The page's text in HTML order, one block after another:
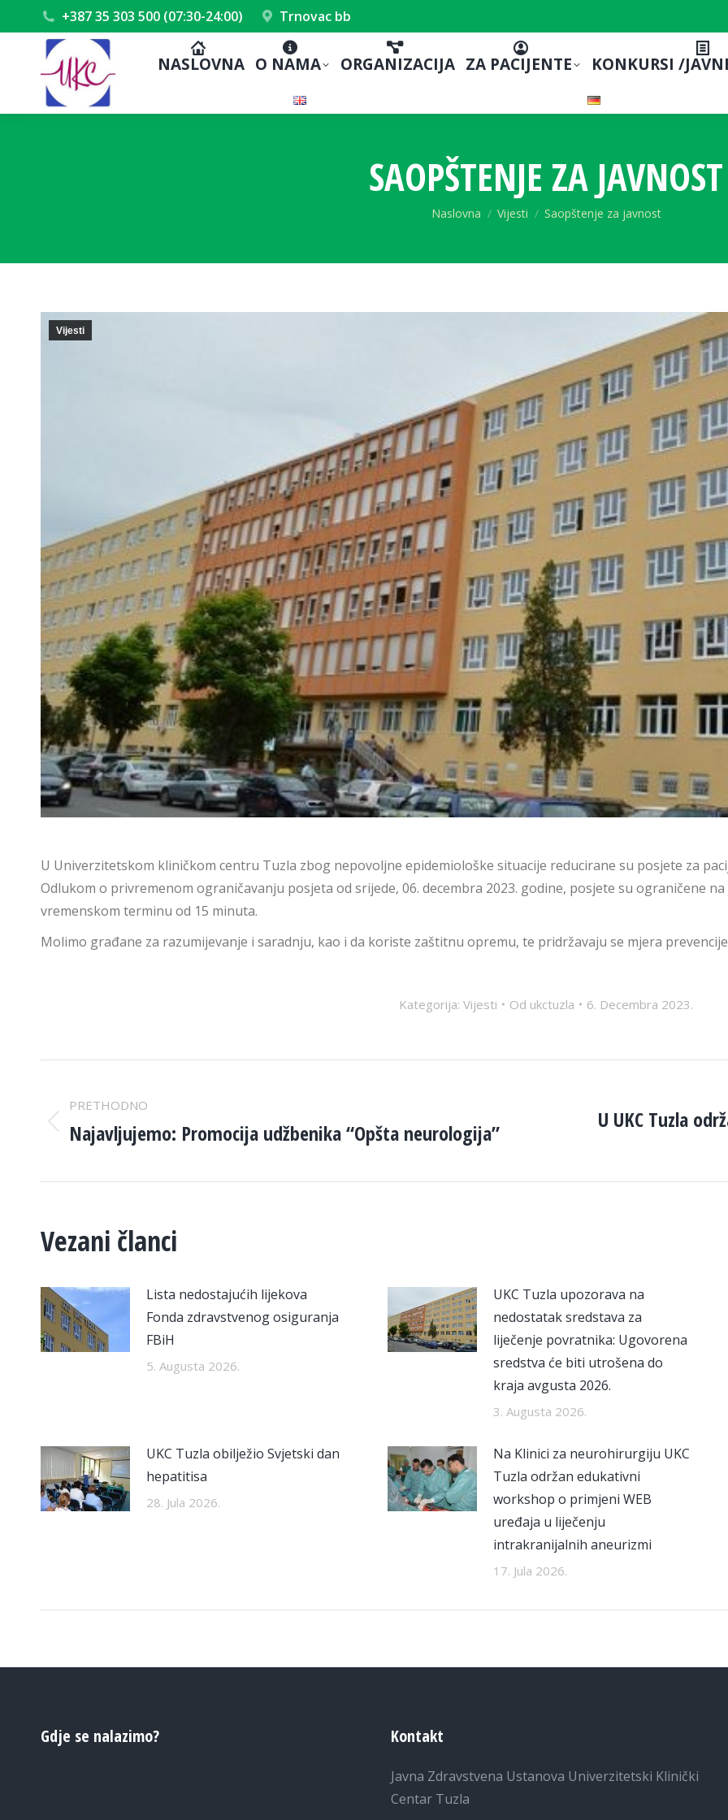
+387 35 303 500 (07:30-24:00) Trnovac bb
NASLOVNA O NAMA ORGANIZACIJA ZA PACIJENTE KONKURSI /
SAOPŠTENJE ZA JAVNOST
You are here:
Naslovna Vijesti Saopštenje za javnost
Vijesti
U Univerzitetskom kliničkom centru Tuzla zbog nepovoljne epidemiološke situacije reducirane su posjete za
Odlukom o privremenom ograničavanju posjeta od srijede, 06. decembra 2023. godine, posjete su ograničene
vremenskom terminu od 15 minuta.
Molimo građane za razumijevanje i saradnju, kao i da koriste zaštitnu opremu, te pridržavaju se mjera
Kategorija: Vijesti Od ukctuzla 6. Decembra 2023.
NAVIGATION
PRETHODNO
Previous
Najavljujemo: Promocija udžbenika “Opšta neurologija”
U UKC Tuzla
Vezani članci
Lista nedostajućih lijekova
Fonda zdravstvenog osiguranja
FBiH
5. Augusta 2026.
UKC Tuzla upozorava na
nedostatak sredstava za
liječenje povratnika: Ugovorena
sredstva će biti utrošena do
kraja avgusta 2026.
3. Augusta 2026.
UKC Tuzla obilježio Svjetski dan
hepatitisa
28. Jula 2026.
Na Klinici za neurohirurgiju UKC
Tuzla održan edukativni
workshop o primjeni WEB
uređaja u liječenju
intrakranijalnih aneurizmi
17. Jula 2026.
Gdje se nalazimo? Kontakt
Javna Zdravstvena Ustanova Univerzitetski Klinički
Centar Tuzla